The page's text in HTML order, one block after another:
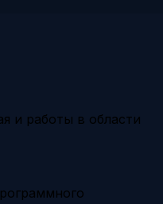
и работы в области